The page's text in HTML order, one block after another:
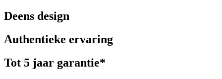
Deens design
Authentieke ervaring
Tot 5 jaar garantie*